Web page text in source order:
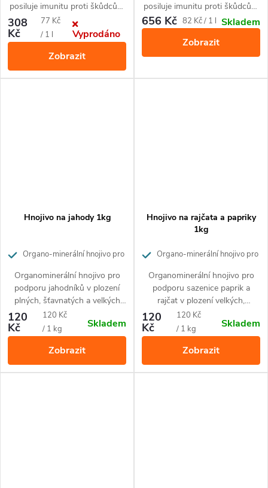
posiluje imunitu proti škůdcům
a nemocem rostlin.
308
Kč
Měrná
cena:
77 Kč
/ 1 l
Vyprodáno
Zobrazit
posiluje imunitu proti škůdcům
a nemocem rostlin.
656 Kč Měrná
82 Kč / 1 l Skladem
Zobrazit
Hnojivo na jahody 1kg
Organo-minerální hnojivo pro
Organominerální hnojivo pro
podporu jahodníků v plození
plných, šťavnatých a velkých
plodů. Hnojivo je vhodné pro
všechny druhy jahod
pěstovaných v nádobách i ve
volné půdě, ale také pro
drobnoplodé ovoce jako jsou
maliny, ostružiny, rybíz nebo
120
Kč
Měrná
cena:
120 Kč
/ 1 kg
Skladem
Zobrazit
Hnojivo na rajčata a papriky
1kg
Organo-minerální hnojivo pro
Organominerální hnojivo pro
podporu sazenice paprik a
rajčat v plození velkých,
probarvených a zdravých plodů.
Hnojivo je vhodné pro všechny
druhy rajčat a paprik
pěstovaných v nádobách i ve
volné půdě. Díky svému
unikátnímu složení uvolňuje
120
Kč
Měrná
cena:
120 Kč
/ 1 kg
Skladem
Zobrazit